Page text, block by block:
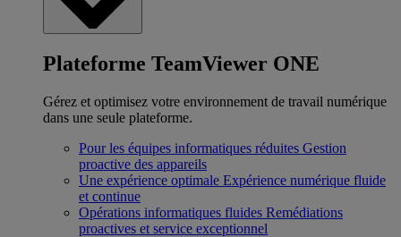
Plateforme TeamViewer ONE
Gérez et optimisez votre environnement de travail numérique
dans une seule plateforme.
Pour les équipes informatiques réduites Gestion
proactive des appareils
Une expérience optimale Expérience numérique fluide
et continue
Opérations informatiques fluides Remédiations
proactives et service exceptionnel